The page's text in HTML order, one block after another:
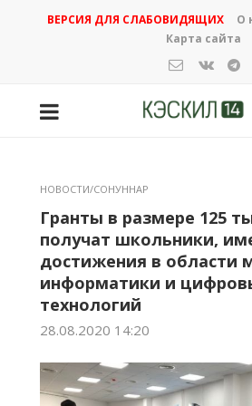
ВЕРСИЯ ДЛЯ СЛАБОВИДЯЩИХ О
Карта сайта
НОВОСТИ/СОНУННАР
Гранты в размере 125
получат школьники,
достижения в области
информатики и
технологий
28.08.2020 14:20